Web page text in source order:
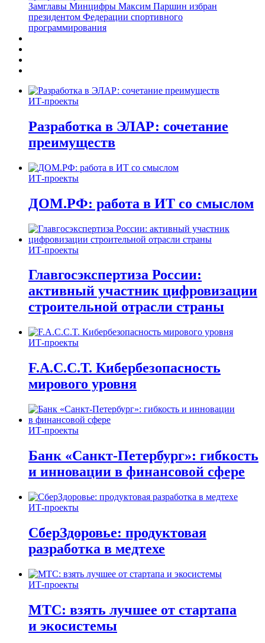
Замглавы Минцифры Максим Паршин избран
президентом Федерации спортивного
программирования
ИТ-проекты
Разработка в ЭЛАР: сочетание
преимуществ
ИТ-проекты
ДОМ.РФ: работа в ИТ со смыслом
ИТ-проекты
Главгосэкспертиза России:
активный участник цифровизации
строительной отрасли страны
ИТ-проекты
F.A.C.C.T. Кибербезопасность
мирового уровня
ИТ-проекты
Банк «Санкт-Петербург»: гибкость
и инновации в финансовой сфере
ИТ-проекты
СберЗдоровье: продуктовая
разработка в медтехе
ИТ-проекты
МТС: взять лучшее от стартапа
и экосистемы